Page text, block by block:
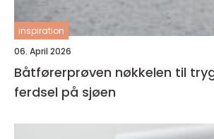
inspiration
06. April 2026
Båtførerprøven nøkkelen til trygg og lovlig
ferdsel på sjøen